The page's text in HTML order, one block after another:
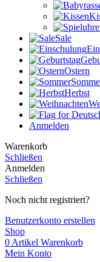
Sale
Ostern
Herbst
Anmelden
Warenkorb
Schließen
Anmelden
Schließen
Noch nicht registriert?
Benutzerkonto erstellen
Shop
0 Artikel Warenkorb
Mein Konto